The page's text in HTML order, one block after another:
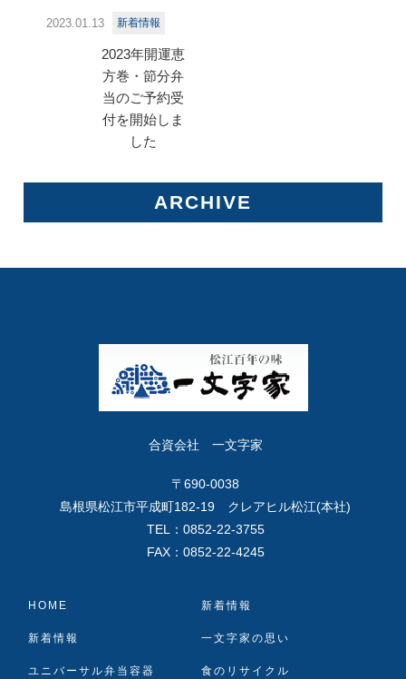
2023.01.13 新着情報
2023年開運恵
方巻・節分弁
当のご予約受
付を開始しま
した
ARCHIVE
合資会社 一文字家
〒690-0038
島根県松江市平成町182-19 クレアヒル松江(本社)
TEL：0852-22-3755
FAX：0852-22-4245
HOME 新着情報
新着情報 一文字家の思い
ユニバーサル弁当容器 食のリサイクル